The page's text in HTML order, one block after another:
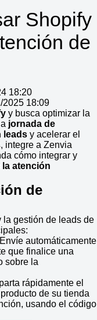
Shopify
de
18:20
2025 18:09
y busca optimizar la
jornada de
leads y acelerar el
, integre a Zenvia
cómo integrar y
atención
de
la gestión de leads de
Envíe automáticamente
que finalice una
sobre la
rápidamente el
de su tienda
usando el código